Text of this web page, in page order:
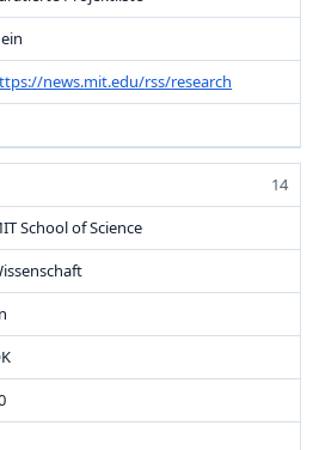
//news.mit.edu/rss/research
14
School of Science